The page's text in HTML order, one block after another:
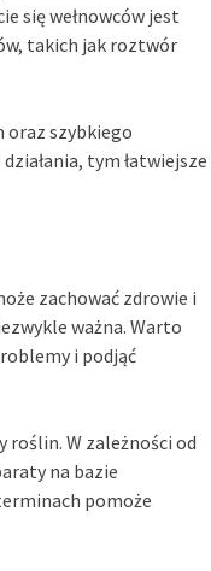
się wełnowców jest
takich jak roztwór
oraz szybkiego
tym łatwiejsze
zachować zdrowie i
ważna. Warto
i podjąć
W zależności od
na bazie
pomoże